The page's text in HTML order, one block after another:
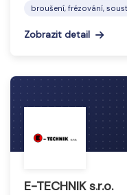
broušení, frézování,
Zobrazit detail
E-TECHNIK s.r.o.